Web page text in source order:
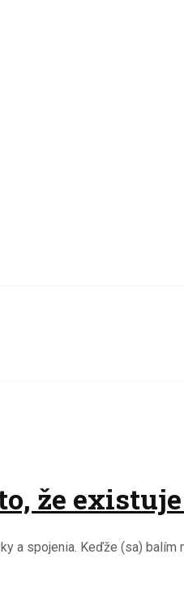
že
a spojenia. Keďže (sa)